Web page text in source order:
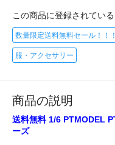
この商品に登録されてい
数量限定送料無料セール！！！
服・アクセサリー
商品の説明
送料無料 1/6 PTMODEL
ーズ